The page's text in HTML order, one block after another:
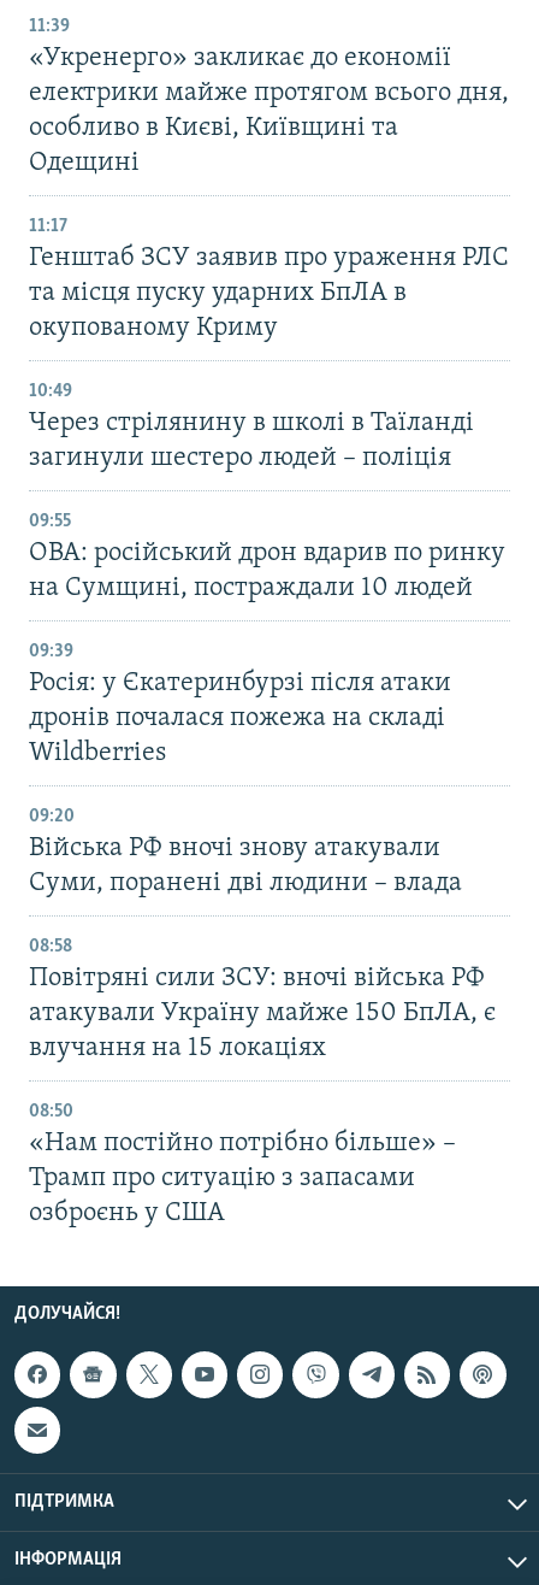
11:39
«Укренерго» закликає до економії
електрики майже протягом всього дня,
особливо в Києві, Київщині та
Одещині
11:17
Генштаб ЗСУ заявив про ураження РЛС
та місця пуску ударних БпЛА в
окупованому Криму
10:49
Через стрілянину в школі в Таїланді
загинули шестеро людей – поліція
09:55
ОВА: російський дрон вдарив по ринку
на Сумщині, постраждали 10 людей
09:39
Росія: у Єкатеринбурзі після атаки
дронів почалася пожежа на складі
Wildberries
09:20
Війська РФ вночі знову атакували
Суми, поранені дві людини – влада
08:58
Повітряні сили ЗСУ: вночі війська РФ
атакували Україну майже 150 БпЛА, є
влучання на 15 локаціях
08:50
«Нам постійно потрібно більше» –
Трамп про ситуацію з запасами
озброєнь у США
ДОЛУЧАЙСЯ!
ПІДТРИМКА
ІНФОРМАЦІЯ